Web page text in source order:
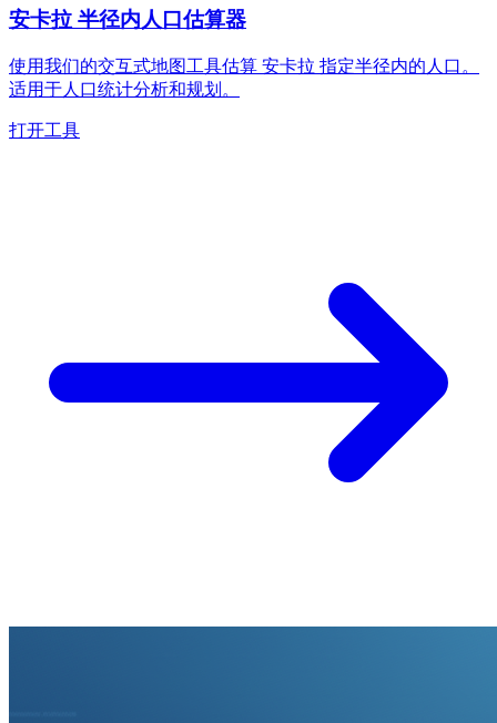
安卡拉 半径内人口估算器
使用我们的交互式地图工具估算 安卡拉 指定半径内的人口。
适用于人口统计分析和规划。
打开工具